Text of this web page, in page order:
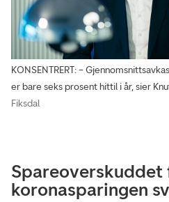
KONSENTRERT: –
er bare seks prosent hittil i år, sier
Fiksdal
Spareoverskuddet
koronasparingen